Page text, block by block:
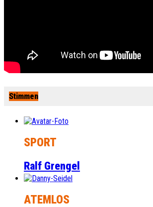
Stimmen
SPORT
Ralf Grengel
ATEMLOS